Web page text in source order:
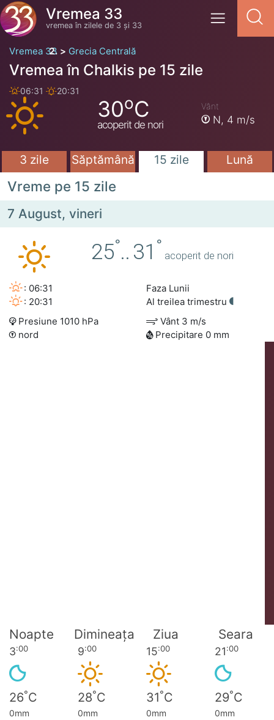
Vremea 33
vremea în zilele de 3 și 33
Vremea 33 Grecia Centrală
Vremea în Chalkis pe 15 zile
06:31 20:31
30oC
acoperit de nori
Vânt
N, 4 m/s
3 zile Săptămână 15 zile Lună
Vreme pe 15 zile
7 August, vineri
25°.. 31 °
acoperit de nori
: 06:31
: 20:31
Faza Lunii
Al treilea trimestru
Presiune 1010 hPa
Vânt 3 m/s
nord
Precipitare 0 mm
Noapte Dimineața Ziua Seara
3:00 9:00 15:00 21:00
26°C 28°C 31°C 29°C
0mm 0mm 0mm
0mm